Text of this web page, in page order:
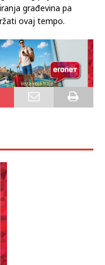
i gradonačelnika
prijevoza,
građevina pa
ovaj tempo.